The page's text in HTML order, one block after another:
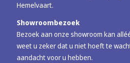
Hemelvaart.
Showroombezoek
Bezoek aan onze showroom kan
weet u zeker dat u niet hoeft te
aandacht voor u hebben.